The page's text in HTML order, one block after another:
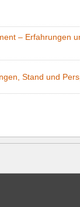
– Erfahrungen
Stand und